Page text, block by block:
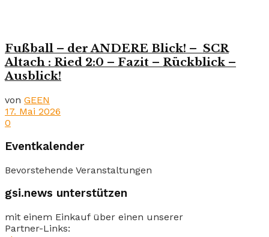
Fußball – der ANDERE Blick! – SCR
Altach : Ried 2:0 – Fazit – Rückblick –
Ausblick!
von GEEN
17. Mai 2026
0
Eventkalender
Bevorstehende Veranstaltungen
gsi.news unterstützen
mit einem Einkauf über einen unserer
Partner-Links: